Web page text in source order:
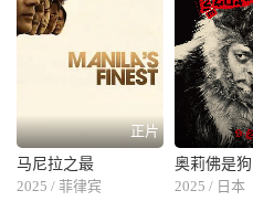
正片
马尼拉之最
2025 / 菲律宾
2025 / 日本